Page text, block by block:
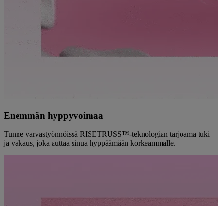
Enemmän hyppyvoimaa
Tunne varvastyönnöissä RISETRUSS™-teknologian tarjoama tuki
ja vakaus, joka auttaa sinua hyppäämään korkeammalle.